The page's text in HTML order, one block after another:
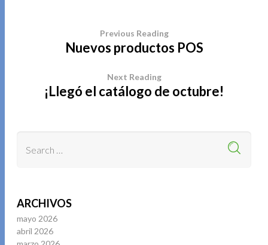
Previous Reading
Nuevos productos POS
Next Reading
¡Llegó el catálogo de octubre!
ARCHIVOS
mayo 2026
abril 2026